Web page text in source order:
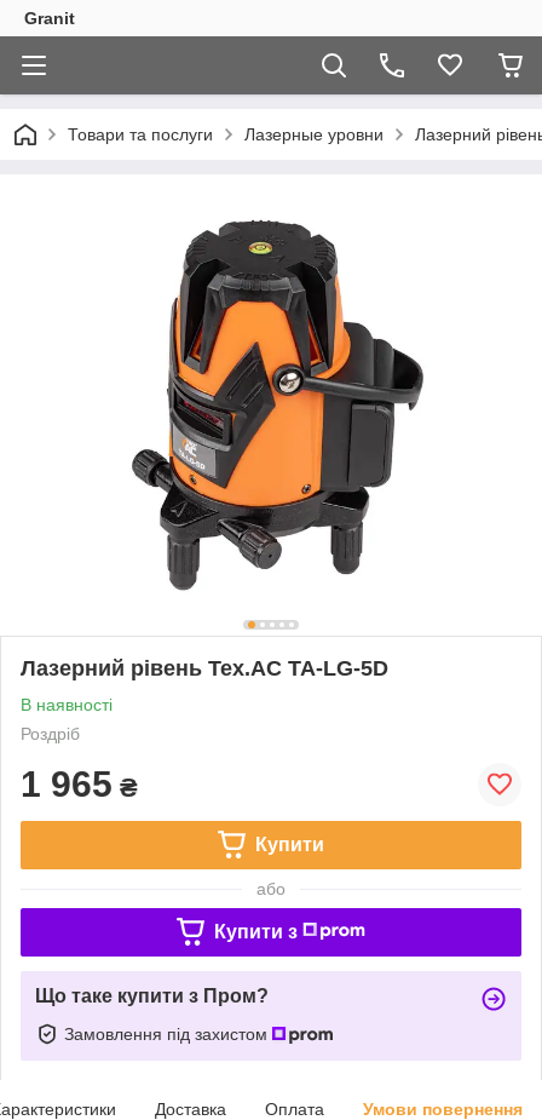
Granit
Товари та послуги Лазерные уровни Лазерний
Лазерний рівень Tex.AC TA-LG-5D
В наявності
Роздріб
1 965 ₴
Купити
або
Купити з
Що таке купити з Пром?
Замовлення під захистом
Доставка Оплата Умови повернення